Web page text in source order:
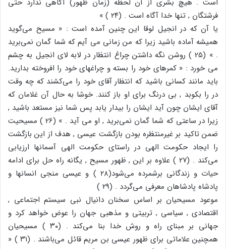
فرشتگان , تنها خدا آگاه است . (۲۴ ) »
یا آن که در انجیل لوقا این چنین آمده است : « مسیح می‌گوید
همیشه آماده باشید زیرا که من زمانی می آیم که شما گمان نمی‌برید
. » (25 ) روشن نگه داشتن چراغ انتظار در لابه لای انجیل به چشم
می خورد : « کمرهای خود را بسته و چراغهای خود را افروخته بدارید.
باید مانند کسانی باشید که انتظار آقای خود را می‌کشند که چه وقت
در را بکوبد , بی درنگ برای او باز کنند. خوشا به حال آن غلامان که
آقای ایشان چون آید ایشان را بیدار یابد پس شما نیز مستعد باشید ,
زیرا در ساعتی که شما گمان نمی‌برید , او می آید . » (26 ) مسیحیت
ضمن تاکید بر غیرمنتظره بودن بازگشت عیسی , هدف از این بازگشت
را ایجاد حکومت الهی در راستای حکومت الهی آسمانها ارزیابی
می‌کند . (۲۷ ) علاوه بر این , ظهور مسیح , یگانه راه حل برای ادامه
حیات و زندگانی برشمرده می‌شود(۲۸ ) و عیسی منجی انسانها و
پادشاه پادشاهان معرفی می‌گردد . (۲۹ )
موعود مسیحیان بر اساس سخنان دانیال نبی سیستم اجتماعی ,
اقتصادی , سیاسی , تربیتی و مذهبی جهان را عوض خواهد کرد و
جهانی بر مبنای راه و روش خدا بنا می‌کند . (۳۰ ) مسیحیان
همچنین علاماتی برای ظهور عیسی بن مریم قائل می‌باشند . (۳۱ ) «